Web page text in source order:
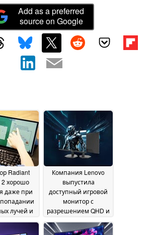
Add as a preferred
source on Google
Radiant
2 хорошо
даже при
лучей и
всего 3
Компания Lenovo
выпустила
доступный игровой
монитор с
разрешением QHD и
частотой
обновления 275 Гц19